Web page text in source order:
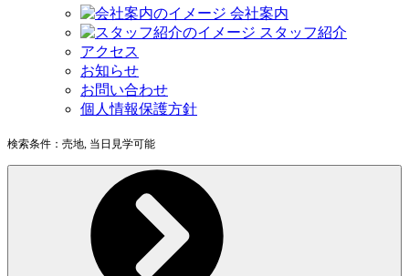
会社案内
スタッフ紹介
アクセス
お知らせ
お問い合わせ
個人情報保護方針
検索条件： 売地, 当日見学可能